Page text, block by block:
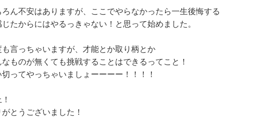
ろん不安はありますが、ここでやらなかったら一生後悔する
じたからにはやるっきゃない！と思って始めました。
も言っちゃいますが、才能とか取り柄とか
なものが無くても挑戦することはできるってこと！
切ってやっちゃいましょーーーー！！！！
がとうございました！